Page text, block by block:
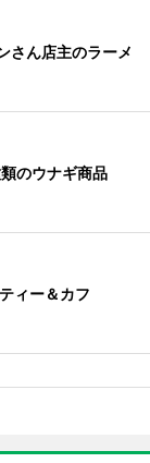
さん店主のラーメ
のウナギ商品
ィー＆カフ